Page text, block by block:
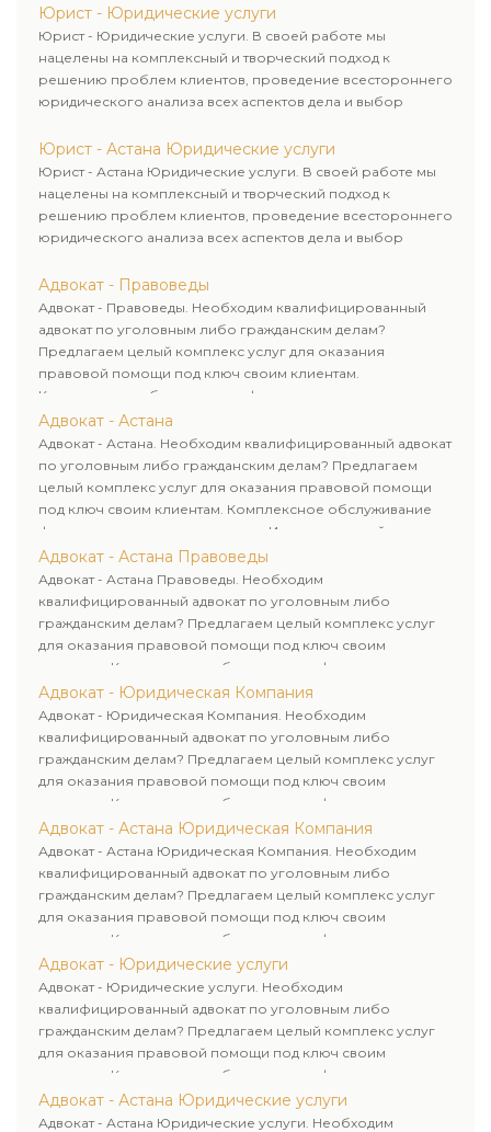
Юрист - Юридические услуги
Юрист - Юридические услуги. В своей работе мы
нацелены на комплексный и творческий подход к
решению проблем клиентов, проведение всестороннего
юридического анализа всех аспектов дела и выбор
Юрист - Астана Юридические услуги
Юрист - Астана Юридические услуги. В своей работе мы
нацелены на комплексный и творческий подход к
решению проблем клиентов, проведение всестороннего
юридического анализа всех аспектов дела и выбор
Адвокат - Правоведы
Адвокат - Правоведы. Необходим квалифицированный
адвокат по уголовным либо гражданским делам?
Предлагаем целый комплекс услуг для оказания
правовой помощи под ключ своим клиентам.
Комплексное обслуживание физических и юридических
лиц. Индивидуальный подход к каждому клиенту.
Адвокат - Астана
Адвокат - Астана. Необходим квалифицированный адвокат
по уголовным либо гражданским делам? Предлагаем
целый комплекс услуг для оказания правовой помощи
под ключ своим клиентам. Комплексное обслуживание
физических и юридических лиц. Индивидуальный подход к
каждому клиенту.
Адвокат - Астана Правоведы
Адвокат - Астана Правоведы. Необходим
квалифицированный адвокат по уголовным либо
гражданским делам? Предлагаем целый комплекс услуг
для оказания правовой помощи под ключ своим
клиентам. Комплексное обслуживание физических и
юридических лиц. Индивидуальный подход к каждому
клиенту.
Адвокат - Юридическая Компания
Адвокат - Юридическая Компания. Необходим
квалифицированный адвокат по уголовным либо
гражданским делам? Предлагаем целый комплекс услуг
для оказания правовой помощи под ключ своим
клиентам. Комплексное обслуживание физических и
юридических лиц. Индивидуальный подход к каждому
клиенту.
Адвокат - Астана Юридическая Компания
Адвокат - Астана Юридическая Компания. Необходим
квалифицированный адвокат по уголовным либо
гражданским делам? Предлагаем целый комплекс услуг
для оказания правовой помощи под ключ своим
клиентам. Комплексное обслуживание физических и
юридических лиц. Индивидуальный подход к каждому
клиенту.
Адвокат - Юридические услуги
Адвокат - Юридические услуги. Необходим
квалифицированный адвокат по уголовным либо
гражданским делам? Предлагаем целый комплекс услуг
для оказания правовой помощи под ключ своим
клиентам. Комплексное обслуживание физических и
юридических лиц. Индивидуальный подход к каждому
клиенту.
Адвокат - Астана Юридические услуги
Адвокат - Астана Юридические услуги. Необходим